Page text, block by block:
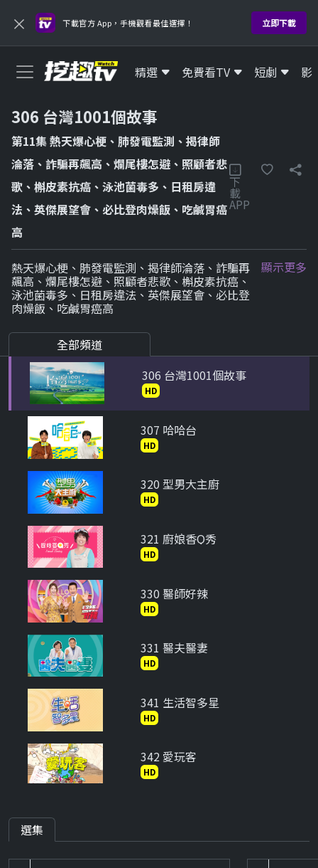
× 下載官方 App，手機觀看最佳選擇！ 立即下載
精選 免費看TV 短劇 影
306 台灣1001個故事
第11集 熱天爆心梗、肺發電監測、揭律師
淪落、詐騙再飆高、爛尾樓怎避、照顧者悲
歌、槲皮素抗癌、泳池菌毒多、日租房違
法、英傑展望會、必比登肉燥飯、吃鹹胃癌
高
下
載
APP
熱天爆心梗、肺發電監測、揭律師淪落、詐騙再
飆高、爛尾樓怎避、照顧者悲歌、槲皮素抗癌、
泳池菌毒多、日租房違法、英傑展望會、必比登
肉燥飯、吃鹹胃癌高
顯示更多
全部頻道
272 My Cinema Europe HD我的歐洲電影
HD
302 費玉清時間之小哥愛說笑
HD
303 台灣啟示錄
304 全民星攻略
HD
HD
306 台灣1001個故事
HD
307 哈哈台
HD
320 型男大主廚
HD
321 廚娘香Q秀
HD
330 醫師好辣
HD
331 醫夫醫妻
HD
341 生活智多星
HD
342 愛玩客
HD
選集